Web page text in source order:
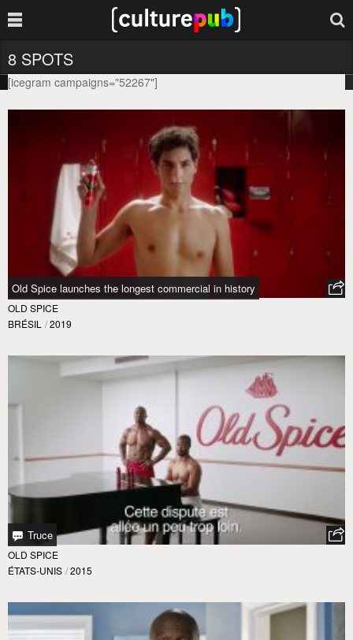
8 SPOTS
[icegram campaigns="52267"]
Old Spice launches the longest commercial in history
OLD SPICE
BRÉSIL / 2019
Truce
OLD SPICE
ÉTATS-UNIS / 2015